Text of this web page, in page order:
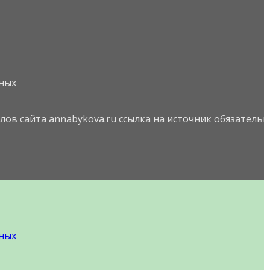
сайта annabykova.ru ссылка на источник